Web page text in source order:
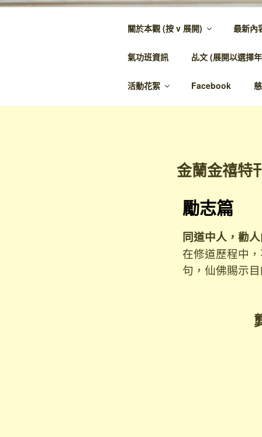
金蘭
金蘭至誠，神
關於本觀 (按 v 展開) 最新內
氣功班資訊 乩文 (展開以選擇
活動花絮 Facebook
金蘭金禧特
勵志篇
同道中人，勸
在修道歷程中
句，仙佛賜示